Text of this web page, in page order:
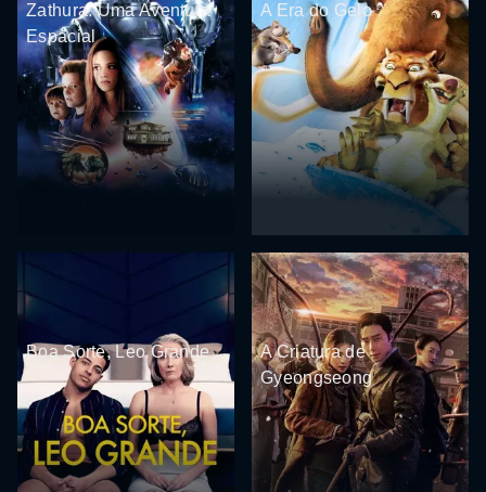
Zathura: Uma Aventura
Espacial
A Era do Gelo
Boa Sorte, Leo Grande
A Criatura de
Gyeongseong